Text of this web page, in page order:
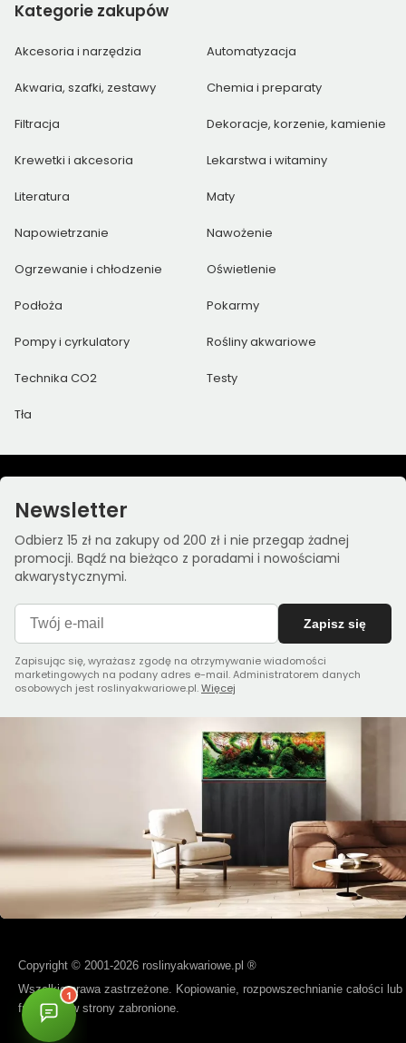
Kategorie zakupów
Akcesoria i narzędzia Automatyzacja
Akwaria, szafki, zestawy Chemia i preparaty
Filtracja Dekoracje, korzenie, kamienie
Krewetki i akcesoria Lekarstwa i witaminy
Literatura Maty
Napowietrzanie Nawożenie
Ogrzewanie i chłodzenie Oświetlenie
Podłoża Pokarmy
Pompy i cyrkulatory Rośliny akwariowe
Technika CO2 Testy
Tła
Newsletter
Odbierz 15 zł na zakupy od 200 zł i nie przegap żadnej
promocji. Bądź na bieżąco z poradami i nowościami
akwarystycznymi.
Zapisz się
Zapisując się, wyrażasz zgodę na otrzymywanie wiadomości
marketingowych na podany adres e-mail. Administratorem danych
osobowych jest roslinyakwariowe.pl.Więcej
Copyright © 2001-2026 roslinyakwariowe.pl ®
Wszelkie prawa zastrzeżone. Kopiowanie, rozpowszechnianie całości lub
fragmentów strony zabronione.